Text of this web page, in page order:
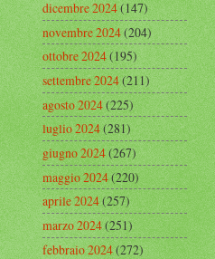
dicembre 2024(147)
novembre 2024(204)
ottobre 2024(195)
settembre 2024(211)
agosto 2024(225)
luglio 2024(281)
giugno 2024(267)
maggio 2024(220)
aprile 2024(257)
marzo 2024(251)
febbraio 2024(272)